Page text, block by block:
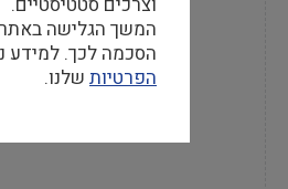
המשך הגלישה באתר
הסכמה לכך. למידע
הפרטיות שלנו.